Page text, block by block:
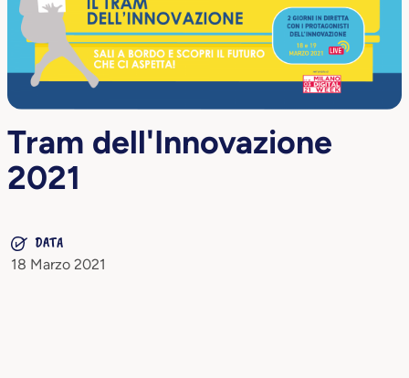
Tram dell'Innovazione
2021
DATA
18 Marzo 2021